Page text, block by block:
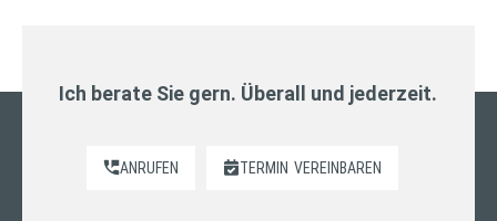
Ich berate Sie gern. Überall und jederzeit.
ANRUFEN TERMIN VEREINBAREN